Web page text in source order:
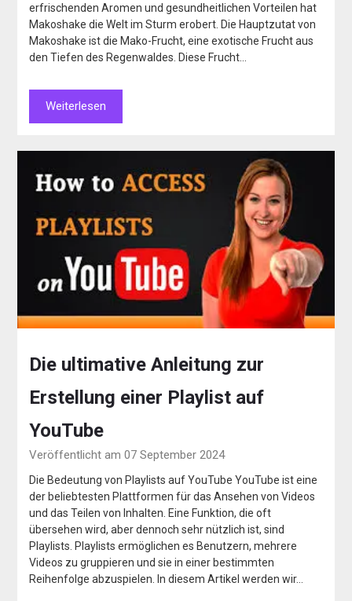
erfrischenden Aromen und gesundheitlichen Vorteilen hat
Makoshake die Welt im Sturm erobert. Die Hauptzutat von
Makoshake ist die Mako-Frucht, eine exotische Frucht aus
den Tiefen des Regenwaldes. Diese Frucht…
Weiterlesen
Die ultimative Anleitung zur
Erstellung einer Playlist auf
YouTube
Veröffentlicht am 07 September 2024
Die Bedeutung von Playlists auf YouTube YouTube ist eine
der beliebtesten Plattformen für das Ansehen von Videos
und das Teilen von Inhalten. Eine Funktion, die oft
übersehen wird, aber dennoch sehr nützlich ist, sind
Playlists. Playlists ermöglichen es Benutzern, mehrere
Videos zu gruppieren und sie in einer bestimmten
Reihenfolge abzuspielen. In diesem Artikel werden wir…